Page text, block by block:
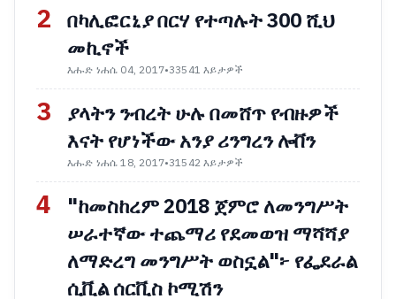
2 በካሊፎርኒያ በርሃ የተጣሉት 300 ሺህ
መኪኖች
እሑድ ነሐሴ 04, 2017•33541 እይታዎች
3
ያላትን ንብረት ሁሉ በመሸጥ የብዙዎች
እናት የሆነችው አንያ ሪንግረን ሎቨን
እሑድ ነሐሴ 18, 2017•31542 እይታዎች
4
"ከመስከረም 2018 ጀምሮ ለመንግሥት
ሠራተኛው ተጨማሪ የደመወዝ ማሻሻያ
ለማድረግ መንግሥት ወስኗል"፦ የፌደራል
ሲቪል ሰርቪስ ኮሚሽን